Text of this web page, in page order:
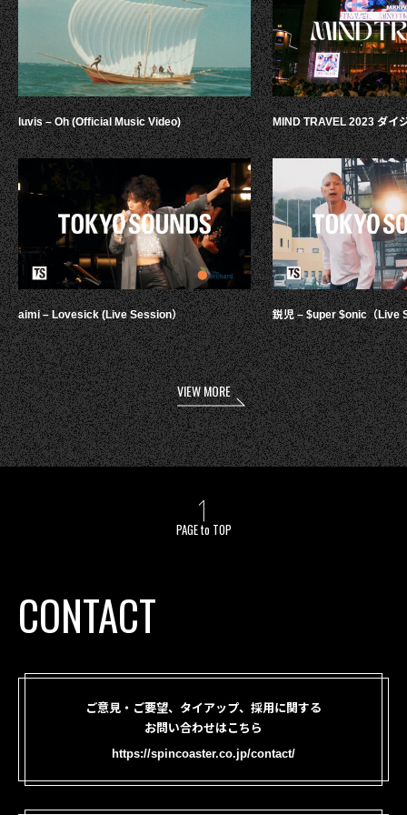
luvis – Oh (Official Music Video)
aimi – Lovesick (Live Session）
MIND TRAVEL 2023 ダイ
鋭児 – $uper $onic（Live
VIEW MORE
PAGE to TOP
CONTACT
ご意見・ご要望、タイアップ、採用に関する
お問い合わせはこちら
https://spincoaster.co.jp/contact/